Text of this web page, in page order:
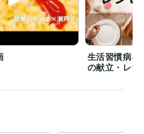
が実践できる 副業×投資×節約
のやさしい健康レシピ エジソ
短アイデアとスト…
女性自
自身　夏にぴったり！冷やし
ニューパートナー管理栄養
生活習慣病を
の献立・レシ